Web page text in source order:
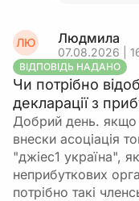
ЛЮ Людмила
07.08.2026 |
ВІДПОВІДЬ НАДАНО
Чи потрібно
декларації з
Добрий день. якщо
внески асоціація
"джіес1 україна",
неприбуткових
потрібно такі